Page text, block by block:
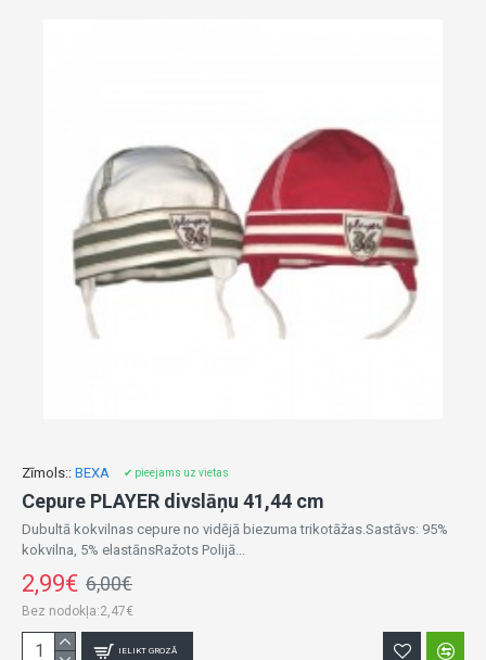
Zīmols:: BEXA ✔ pieejams uz vietas
Cepure PLAYER divslāņu 41,44 cm
Dubultā kokvilnas cepure no vidējā biezuma trikotāžas.Sastāvs: 95%
kokvilna, 5% elastānsRažots Polijā...
2,99€ 6,00€
Bez nodokļa:2,47€
IELIKT GROZĀ